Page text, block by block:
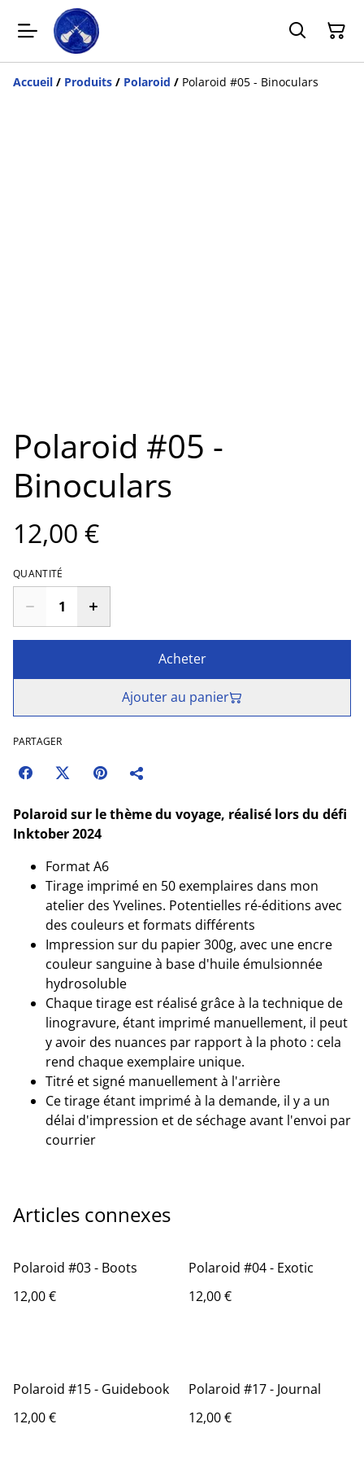
Accueil / Produits / Polaroid / Polaroid #05 - Binoculars
Polaroid #05 -
Binoculars
12,00 €
QUANTITÉ
Acheter
Ajouter au panier
PARTAGER
Polaroid sur le thème du voyage, réalisé lors du défi
Inktober 2024
Format A6
Tirage imprimé en 50 exemplaires dans mon
atelier des Yvelines. Potentielles ré-éditions avec
des couleurs et formats différents
Impression sur du papier 300g, avec une encre
couleur sanguine à base d'huile émulsionnée
hydrosoluble
Chaque tirage est réalisé grâce à la technique de
linogravure, étant imprimé manuellement, il peut
y avoir des nuances par rapport à la photo : cela
rend chaque exemplaire unique.
Titré et signé manuellement à l'arrière
Ce tirage étant imprimé à la demande, il y a un
délai d'impression et de séchage avant l'envoi par
courrier
Articles connexes
Polaroid #03 - Boots
12,00 €
Polaroid #04 - Exotic
12,00 €
Polaroid #15 - Guidebook
12,00 €
Polaroid #17 - Journal
12,00 €